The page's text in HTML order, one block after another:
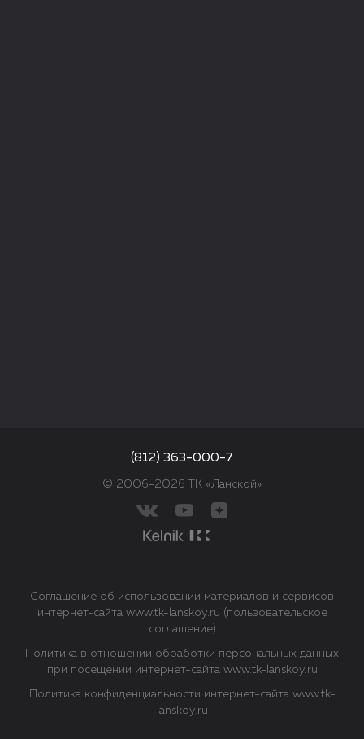
© 2006–2026 ТК «Ланской»
(812) 363-000-7
Политика в отношении обработки персональных данных
при посещении интернет-сайта www.tk-lanskoy.ru
Соглашение об использовании материалов и сервисов
интернет-сайта www.tk-lanskoy.ru (пользовательское
соглашение)
Политика конфиденциальности интернет-сайта www.tk-
lanskoy.ru